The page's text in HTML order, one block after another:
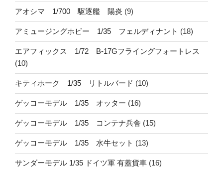
アオシマ 1/700 駆逐艦 陽炎 (9)
アミュージングホビー 1/35 フェルディナント (18)
エアフィックス 1/72 B-17Gフライングフォートレス
(10)
キティホーク 1/35 リトルバード (10)
ゲッコーモデル 1/35 オッター (16)
ゲッコーモデル 1/35 コンテナ兵舎 (15)
ゲッコーモデル 1/35 水牛セット (13)
サンダーモデル 1/35 ドイツ軍 有蓋貨車 (16)